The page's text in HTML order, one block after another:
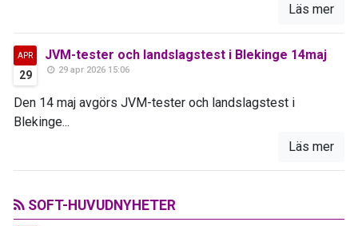
Läs mer
APR
29
JVM-tester och landslagstest i Blekinge 14maj
29 apr 2026 15:06
Den 14 maj avgörs JVM-tester och landslagstest i
Blekinge...
Läs mer
SOFT-HUVUDNYHETER